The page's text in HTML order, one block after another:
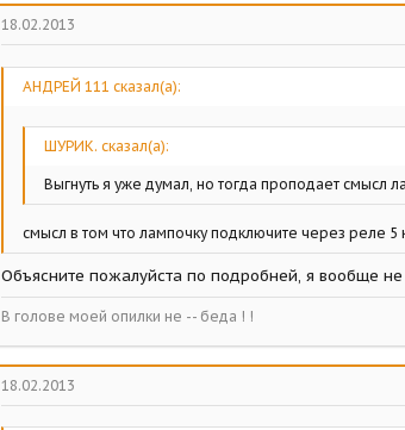
18.02.2013
АНДРЕЙ 111 сказал(а):
ШУРИК. сказал(а):
Выгнуть я уже думал, но тогда проподает смысл
смысл в том что лампочку подключите через реле 5
Объясните пожалуйста по подробней, я вообще
В голове моей опилки не -- беда ! !
18.02.2013